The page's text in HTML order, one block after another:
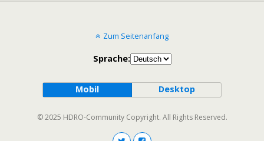
Zum Seitenanfang
Sprache:
Mobil Desktop
© 2025 HDRO-Community Copyright. All Rights Reserved.